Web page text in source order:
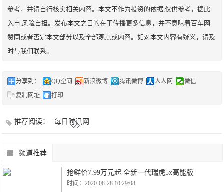
参考，并请自行核实相关内容。本文不作为投资的依据,仅供参考，据此
入市,风险自担。发布本文之目的在于传播更多信息，并不意味着百车网
赞同或者否定本文部分以及全部观点或内容。如对本文内容有疑义，请及
时与我们联系。
分享到： QQ空间 新浪微博 腾讯微博 人人网
微信
复制网址
打印
推荐阅读： 每日时讯网
频道推荐
抢鲜价7.99万元起 全新一代瑞虎5x高能版
时间：2020-08-28 10:29:08